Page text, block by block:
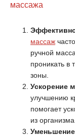
массажа
массаж
ручной
проникать в
зоны.
Ускорение
улучшению
помогает
из организма.